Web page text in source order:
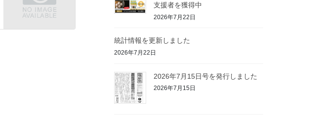
支援者を獲得中
2026年7月22日
統計情報を更新しました
2026年7月22日
2026年7月15日号を発行しました
2026年7月15日